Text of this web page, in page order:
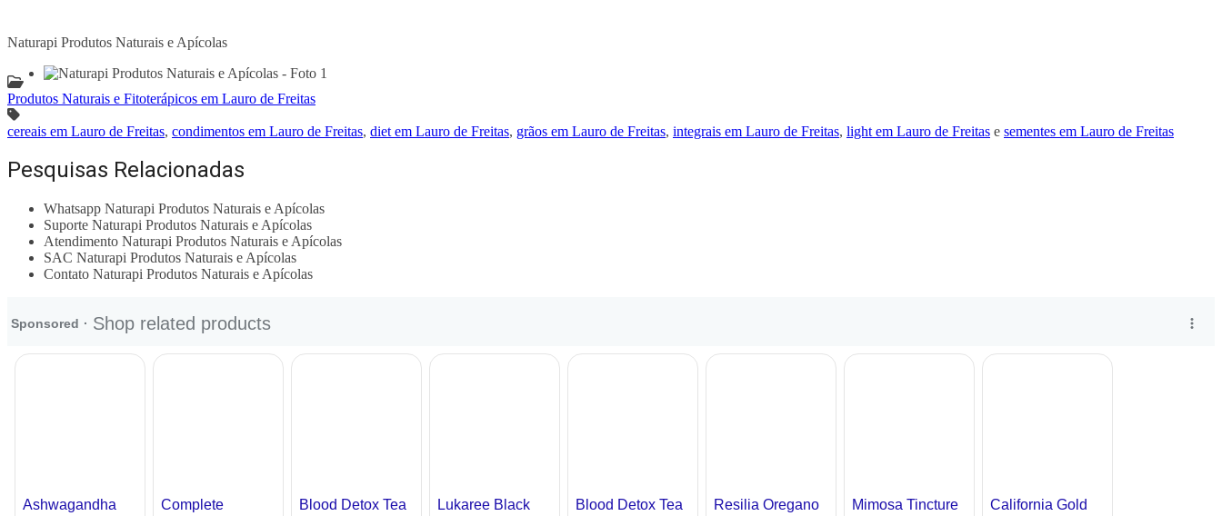
Naturapi Produtos Naturais e Apícolas
Produtos Naturais e Fitoterápicos em Lauro de Freitas
cereais em Lauro de Freitas, condimentos em Lauro de Freitas, diet em Lauro de Freitas, grãos em Lauro de Freitas, integrais em Lauro de Freitas, light em Lauro de Freitas e sementes em Lauro de Freitas
Pesquisas Relacionadas
Whatsapp Naturapi Produtos Naturais e Apícolas
Suporte Naturapi Produtos Naturais e Apícolas
Atendimento Naturapi Produtos Naturais e Apícolas
SAC Naturapi Produtos Naturais e Apícolas
Contato Naturapi Produtos Naturais e Apícolas